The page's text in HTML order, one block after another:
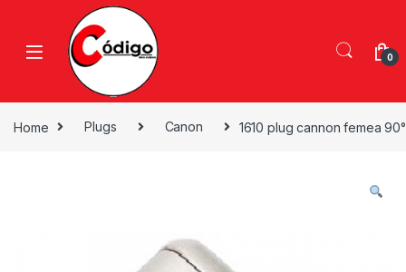
0
Home Plugs Canon 1610 plug cannon femea